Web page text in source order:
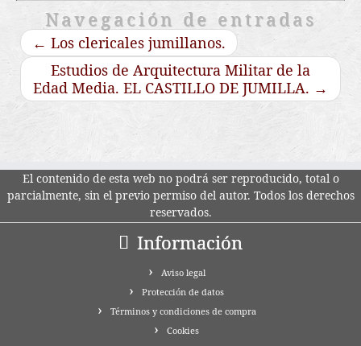
Navegación de entradas
← Los clericales jumillanos.
Estudios de Arquitectura Militar de la
Edad Media. EL CASTILLO DE JUMILLA. →
El contenido de esta web no podrá ser reproducido, total o
parcialmente, sin el previo permiso del autor. Todos los derechos
reservados.
Información
Aviso legal
Protección de datos
Términos y condiciones de compra
Cookies